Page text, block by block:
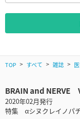
TOP すべて 雑誌
BRAIN and NERVE
2020年02月発行
特集 αシヌクレイノパ